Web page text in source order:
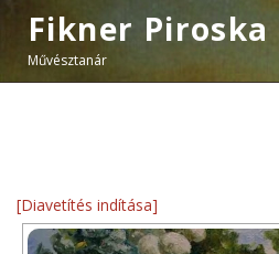
Fikner
Művésztanár
[Diavetítés indítása]